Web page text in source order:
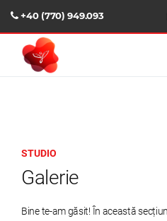
+40 (770) 949.093
STUDIO
Galerie
Bine te-am găsit! În această